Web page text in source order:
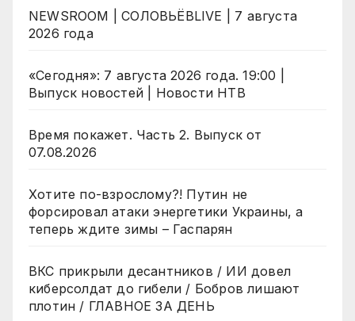
NEWSROOM | СОЛОВЬЁВLIVE | 7 августа
2026 года
«Сегодня»: 7 августа 2026 года. 19:00 |
Выпуск новостей | Новости НТВ
Время покажет. Часть 2. Выпуск от
07.08.2026
Хотите по-взрослому?! Путин не
форсировал атаки энергетики Украины, а
теперь ждите зимы – Гаспарян
ВКС прикрыли десантников / ИИ довел
киберсолдат до гибели / Бобров лишают
плотин / ГЛАВНОЕ ЗА ДЕНЬ